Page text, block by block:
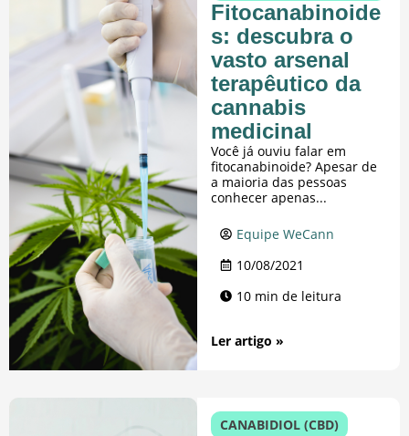
Fitocanabinoide
s: descubra o
vasto arsenal
terapêutico da
cannabis
medicinal
Você já ouviu falar em
fitocanabinoide? Apesar de
a maioria das pessoas
conhecer apenas...
Equipe WeCann
10/08/2021
10 min de leitura
Ler artigo »
CANABIDIOL (CBD)